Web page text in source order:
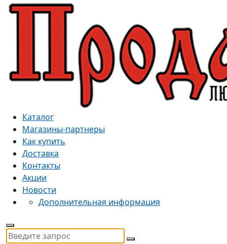
Каталог
Магазины-партнеры
Как купить
Доставка
Контакты
Акции
Новости
Дополнительная информация